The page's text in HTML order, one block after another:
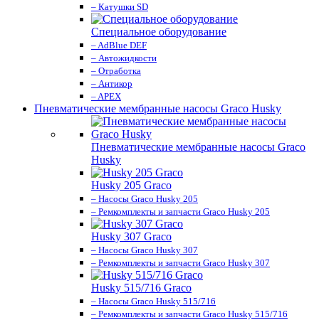
– Катушки SD
Специальное оборудование
– AdBlue DEF
– Автожидкости
– Отработка
– Антикор
– APEX
Пневматические мембранные насосы Graco Husky
Пневматические мембранные насосы Graco
Husky
Husky 205 Graco
– Насосы Graco Husky 205
– Ремкомплекты и запчасти Graco Husky 205
Husky 307 Graco
– Насосы Graco Husky 307
– Ремкомплекты и запчасти Graco Husky 307
Husky 515/716 Graco
– Насосы Graco Husky 515/716
– Ремкомплекты и запчасти Graco Husky 515/716